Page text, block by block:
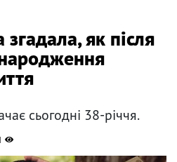
як після
сьогодні 38-річчя.